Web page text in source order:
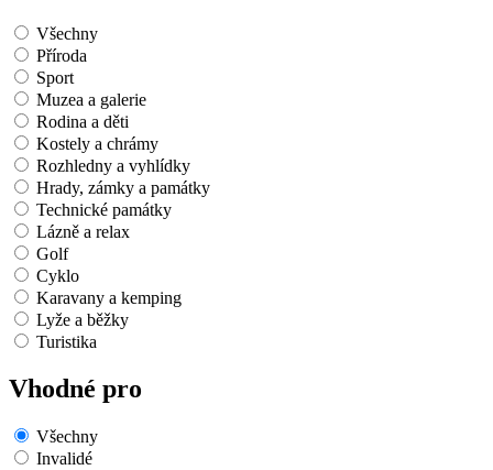
Všechny
Příroda
Sport
Muzea a galerie
Rodina a děti
Kostely a chrámy
Rozhledny a vyhlídky
Hrady, zámky a památky
Technické památky
Lázně a relax
Golf
Cyklo
Karavany a kemping
Lyže a běžky
Turistika
Vhodné pro
Všechny
Invalidé